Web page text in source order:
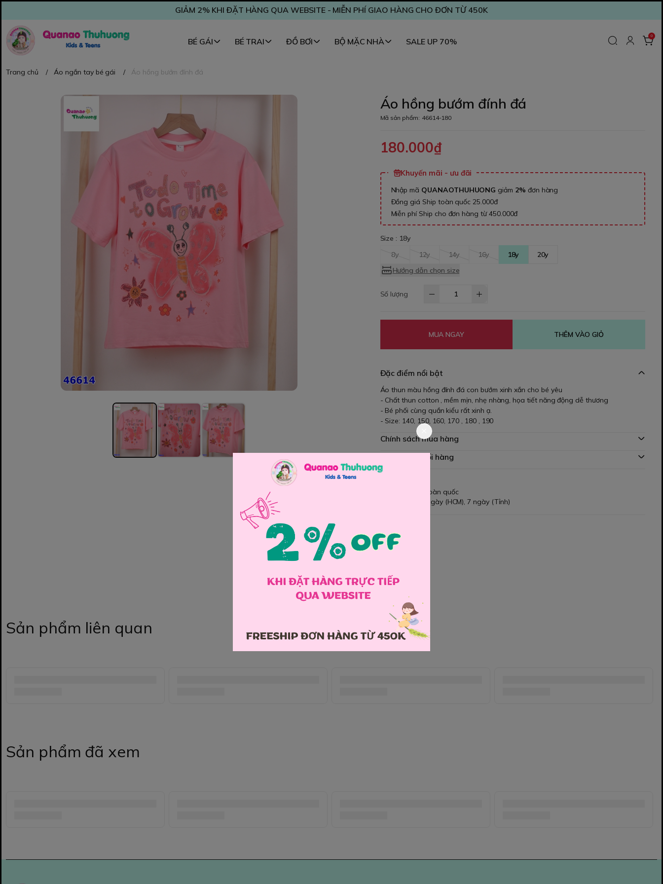
GIẢM 2% KHI ĐẶT HÀNG QUA WEBSITE - MIỄN PHÍ GIAO HÀNG CHO ĐƠN TỪ 450K
BÉ GÁI BÉ TRAI ĐỒ BƠI BỘ MẶC NHÀ SALE UP 70%
0
Trang chủ / Áo ngắn tay bé gái / Áo hồng bướm đính đá
Áo hồng bướm đính đá
Mã sản phẩm: 46614-180
180.000₫
Khuyến mãi - ưu đãi
Nhập mã QUANAOTHUHUONG giảm 2% đơn hàng
Đồng giá Ship toàn quốc 25.000đ
Miễn phí Ship cho đơn hàng từ 450.000đ
Size : 18y
8y
12y 14y 16y 18y
20y
Hướng dẫn chọn size
Số lượng
MUA NGAY THÊM VÀO GIỎ
Đặc điểm nổi bật
Áo thun màu hồng đính đá con bướm xinh xắn cho bé yêu
- Chất thun cotton , mềm mịn, nhẹ nhàng, họa tiết năng động dễ thương
- Bé phối cùng quần kiểu rất xinh ạ.
- Size: 140, 150, 160, 170 , 180 , 190
Chính sách mua hàng
Chính sách đổi hàng
Giao hàng toàn quốc
Đổi hàng 3 ngày (HCM), 7 ngày (Tỉnh)
Sản phẩm liên quan
Sản phẩm đã xem